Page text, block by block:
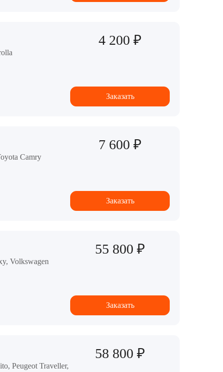
4 200 ₽
Заказать
Camry
7 600 ₽
Заказать
Volkswagen
55 800 ₽
Заказать
Peugeot Traveller,
58 800 ₽